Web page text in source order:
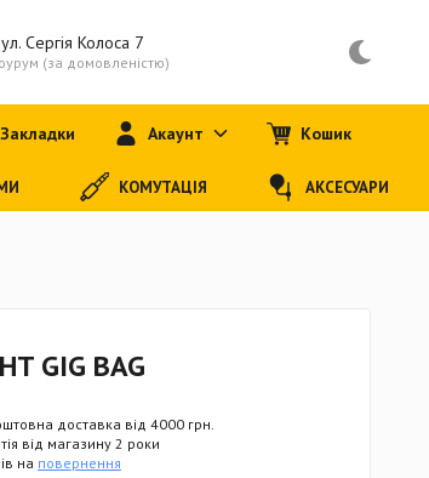
GIG BAG
доставка від 4000 грн.
від магазину 2 роки
на повернення
Сергія Колоса 7
(за домовленістю)
Закладки Акаунт Кошик
КОМУТАЦІЯ АКСЕСУАРИ